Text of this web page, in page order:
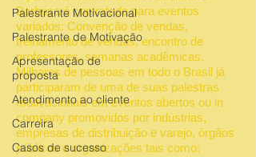
Palestrante Motivacional
Palestrante de Motivação
Apresentação de
proposta
Atendimento ao cliente
Carreira
Casos de sucesso
Barbosa é contratada para eventos
variados: Convenção de vendas,
treinamento de vendas, encontro de
professores, semanas acadêmicas.
Milhares de pessoas em todo o Brasil já
participaram de uma de suas palestras
motivacionais em eventos abertos ou in
company promovidos por indústrias,
empresas de distribuição e varejo, órgãos
públicos e organizações tais como: